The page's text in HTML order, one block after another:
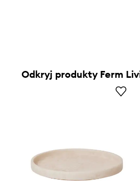
Odkryj produkty Ferm